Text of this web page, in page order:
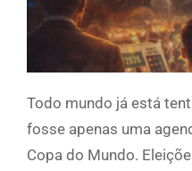
Todo mundo já está
fosse apenas uma
Copa do Mundo.